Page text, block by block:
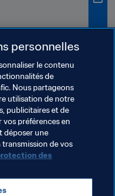
- Urteil
personnelles
le contenu
de
Nous partageons
utilisation de notre
publicitaires et de
vos préférences en
déposer une
transmission de vos
des